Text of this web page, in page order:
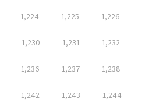
1,224 1,225 1,226
1,230 1,231 1,232
1,236 1,237 1,238
1,242 1,243 1,244